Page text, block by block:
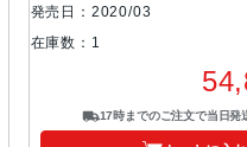
発売日：2020/03
在庫数：1
17時までのご注文で当日発